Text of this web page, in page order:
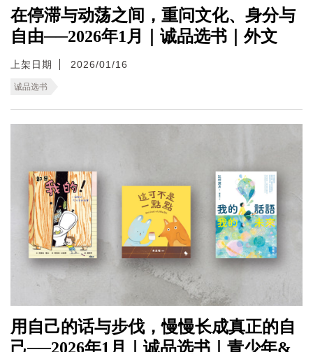
在停滞与动荡之间，重问文化、身分与
自由──2026年1月｜诚品选书｜外文
上架日期 2026/01/16
诚品选书
用自己的话与步伐，慢慢长成真正的自
己──2026年1月｜诚品选书｜青少年&